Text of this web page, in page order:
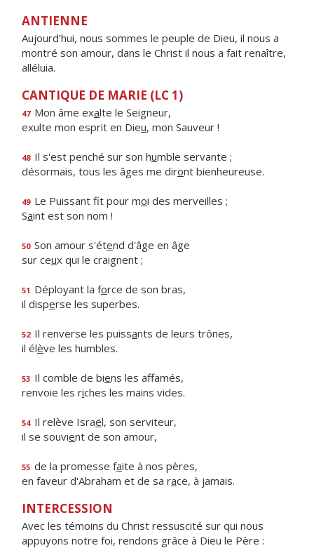
ANTIENNE
Aujourd’hui, nous sommes le peuple de Dieu, il nous a
montré son amour, dans le Christ il nous a fait renaître,
alléluia.
CANTIQUE DE MARIE (LC 1)
47 Mon âme exalte le Seigneur,
exulte mon esprit en Dieu, mon Sauveur !
48 Il s'est penché sur son humble servante ;
désormais, tous les âges me diront bienheureuse.
49 Le Puissant fit pour moi des merveilles ;
Saint est son nom !
50 Son amour s'étend d'âge en âge
sur ceux qui le craignent ;
51 Déployant la force de son bras,
il disperse les superbes.
52 Il renverse les puissants de leurs trônes,
il élève les humbles.
53 Il comble de biens les affamés,
renvoie les riches les mains vides.
54 Il relève Israël, son serviteur,
il se souvient de son amour,
55 de la promesse faite à nos pères,
en faveur d'Abraham et de sa race, à jamais.
INTERCESSION
Avec les témoins du Christ ressuscité sur qui nous
appuyons notre foi, rendons grâce à Dieu le Père :